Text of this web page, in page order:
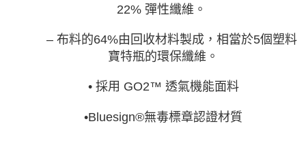
22% 彈性纖維。
– 布料的64%由回收材料製成，相當於5個塑料
寶特瓶的環保纖維。
• 採用 GO2™ 透氣機能面料
•Bluesign®無毒標章認證材質